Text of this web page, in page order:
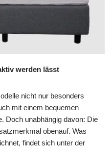
werden lässt
nicht nur besonders
mit einem bequemen
Doch unabhängig davon: Die
obenauf. Was
findet sich unter der